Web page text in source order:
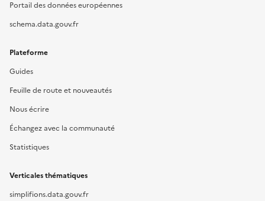
Portail des données européennes
schema.data.gouv.fr
Plateforme
Guides
Feuille de route et nouveautés
Nous écrire
Échangez avec la communauté
Statistiques
Verticales thématiques
simplifions.data.gouv.fr